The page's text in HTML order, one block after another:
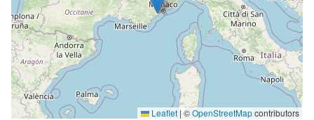
Leaflet | ©OpenStreetMapcontributors